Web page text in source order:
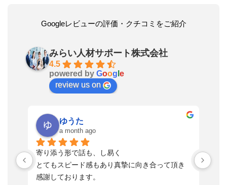
Googleレビューの評価・クチコミをご紹介
みらい人材サポート株式会社
4.5
powered by Goog e
review us on
ゆうた
a month ago
寄り添う形で話も、し易く
とてもスピード感もあり真摯に向き合って頂き
感謝しております。